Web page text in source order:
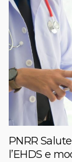
PNRR
l’EHDS e